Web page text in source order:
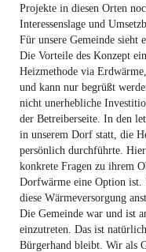
Projekte in diesen Orten
Interessenslage und
Für unsere Gemeinde sieht
Die Vorteile des Konzept
Heizmethode via
und kann nur begrüßt
nicht unerhebliche
der Betreiberseite. In den
in unserem Dorf statt, die
persönlich durchführte.
konkrete Fragen zu ihrem
Dorfwärme eine Option ist.
diese Wärmeversorgung
Die Gemeinde war und ist
einzutreten. Das ist
Bürgerhand bleibt. Wir als